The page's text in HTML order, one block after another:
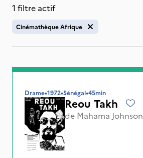
1 filtre actif
Cinémathèque Afrique
Drame•1972•Sénégal•45min
Reou Takh
de Mahama